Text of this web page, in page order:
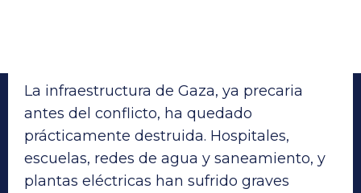
La infraestructura de Gaza, ya precaria
antes del conflicto, ha quedado
prácticamente destruida. Hospitales,
escuelas, redes de agua y saneamiento, y
plantas eléctricas han sufrido graves